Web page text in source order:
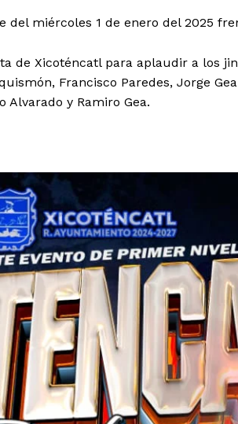
del miércoles 1 de enero del 2025
de Xicoténcatl para aplaudir a los
Francisco Paredes, Jorge
Alvarado y Ramiro Gea.